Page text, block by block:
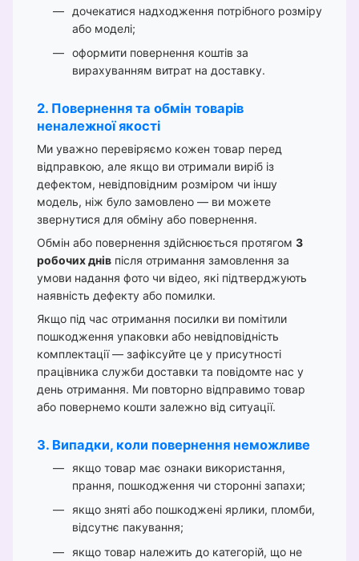
дочекатися надходження потрібного розміру
або моделі;
оформити повернення коштів за
вирахуванням витрат на доставку.
2. Повернення та обмін товарів
неналежної якості
Ми уважно перевіряємо кожен товар перед
відправкою, але якщо ви отримали виріб із
дефектом, невідповідним розміром чи іншу
модель, ніж було замовлено — ви можете
звернутися для обміну або повернення.
Обмін або повернення здійснюється протягом 3
робочих днів після отримання замовлення за
умови надання фото чи відео, які підтверджують
наявність дефекту або помилки.
Якщо під час отримання посилки ви помітили
пошкодження упаковки або невідповідність
комплектації — зафіксуйте це у присутності
працівника служби доставки та повідомте нас у
день отримання. Ми повторно відправимо товар
або повернемо кошти залежно від ситуації.
3. Випадки, коли повернення неможливе
якщо товар має ознаки використання,
прання, пошкодження чи сторонні запахи;
якщо зняті або пошкоджені ярлики, пломби,
відсутнє пакування;
якщо товар належить до категорій, що не